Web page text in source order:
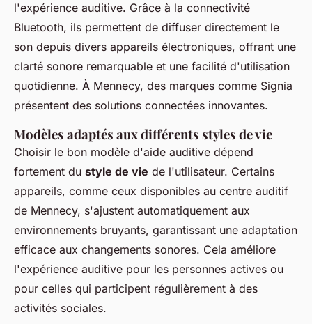
l'expérience auditive. Grâce à la connectivité
Bluetooth, ils permettent de diffuser directement le
son depuis divers appareils électroniques, offrant une
clarté sonore remarquable et une facilité d'utilisation
quotidienne. À Mennecy, des marques comme Signia
présentent des solutions connectées innovantes.
Modèles adaptés aux différents styles de vie
Choisir le bon modèle d'aide auditive dépend
fortement du style de vie de l'utilisateur. Certains
appareils, comme ceux disponibles au centre auditif
de Mennecy, s'ajustent automatiquement aux
environnements bruyants, garantissant une adaptation
efficace aux changements sonores. Cela améliore
l'expérience auditive pour les personnes actives ou
pour celles qui participent régulièrement à des
activités sociales.